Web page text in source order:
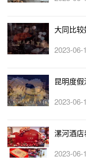
大同比
2023-
昆明度
2023-
漯河酒
2023-